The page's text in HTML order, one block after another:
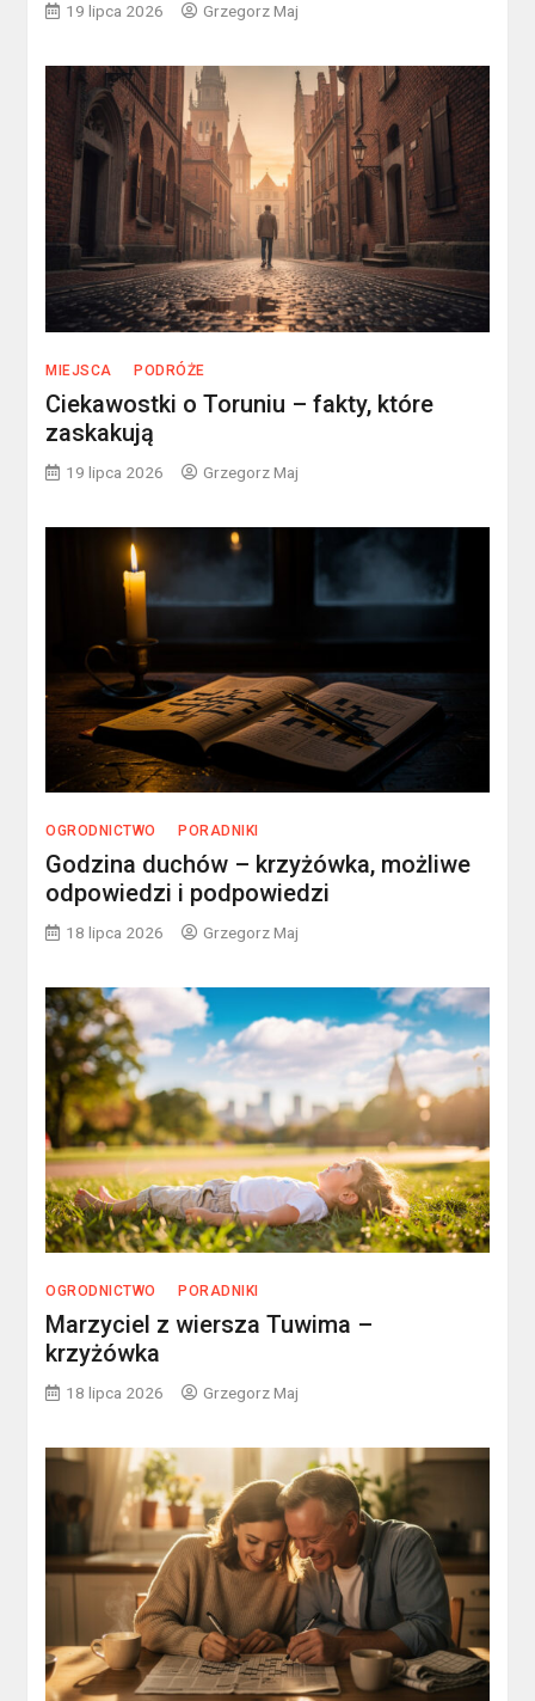
19 lipca 2026 Grzegorz Maj
MIEJSCA PODRÓŻE
Ciekawostki o Toruniu – fakty, które
zaskakują
19 lipca 2026 Grzegorz Maj
OGRODNICTWO PORADNIKI
Godzina duchów – krzyżówka, możliwe
odpowiedzi i podpowiedzi
18 lipca 2026 Grzegorz Maj
OGRODNICTWO PORADNIKI
Marzyciel z wiersza Tuwima –
krzyżówka
18 lipca 2026 Grzegorz Maj